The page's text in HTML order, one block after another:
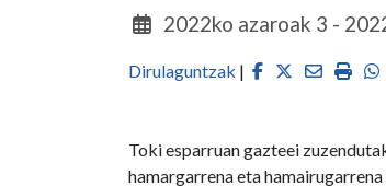
2022ko azaroak 3 -
Dirulaguntzak | Facebook
Twitter
Email
Toki esparruan gazteei
hamargarrena eta